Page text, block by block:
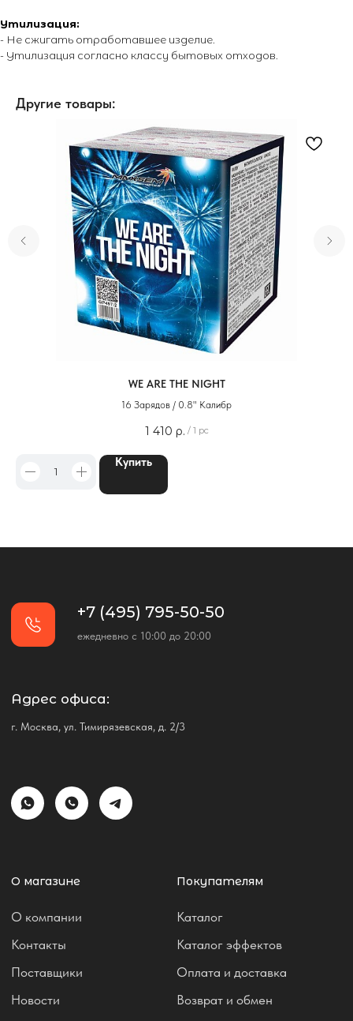
Утилизация:
- Не сжигать отработавшее изделие.
- Утилизация согласно классу бытовых отходов.
Другие товары:
WE ARE THE NIGHT
16 Зарядов / 0.8" Калибр
1 410 р. / 1 pc
Купить